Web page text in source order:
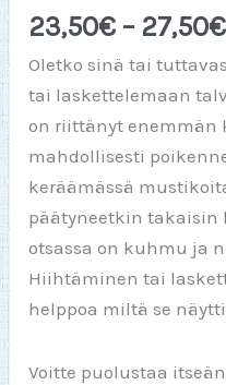
23,50€ – 27,50€
Oletko sinä tai
tai laskettelemaan
on riittänyt enemmän
mahdollisesti
keräämässä
päätyneetkin takaisin
otsassa on kuhmu ja
Hiihtäminen tai
helppoa miltä se
Voitte puolustaa